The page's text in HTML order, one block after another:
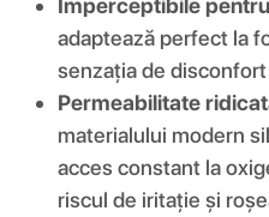
Imperceptibile
adaptează perfect la
senzația de
Permeabilitate
materialului modern
acces constant la
riscul de iritație și